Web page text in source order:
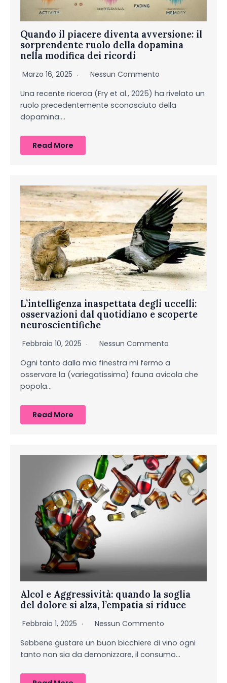
Quando il piacere diventa avversione: il
sorprendente ruolo della dopamina
nella modifica dei ricordi
Marzo 16, 2025
Nessun Commento
Una recente ricerca (Fry et al., 2025) ha rivelato un
ruolo precedentemente sconosciuto della
dopamina:…
Read More
L’intelligenza inaspettata degli uccelli:
osservazioni dal quotidiano e scoperte
neuroscientifiche
Febbraio 10, 2025
Nessun Commento
Ogni tanto dalla mia finestra mi fermo a
osservare la (variegatissima) fauna avicola che
popola…
Read More
Alcol e Aggressività: quando la soglia
del dolore si alza, l’empatia si riduce
Febbraio 1, 2025
Nessun Commento
Sebbene gustare un buon bicchiere di vino ogni
tanto non sia da demonizzare, il consumo…